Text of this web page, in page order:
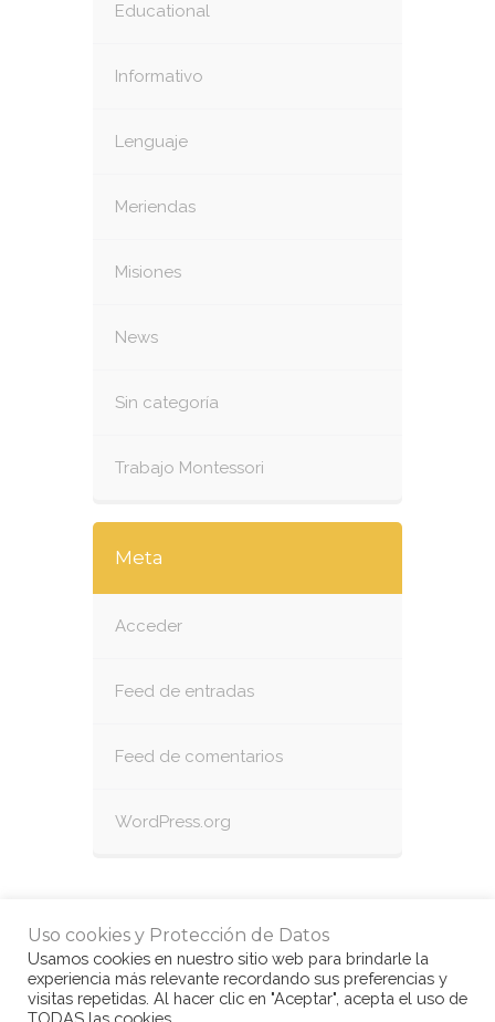
Educational
Informativo
Lenguaje
Meriendas
Misiones
News
Sin categoría
Trabajo Montessori
Meta
Acceder
Feed de entradas
Feed de comentarios
WordPress.org
Uso cookies y Protección de Datos
Usamos cookies en nuestro sitio web para brindarle la
experiencia más relevante recordando sus preferencias y
visitas repetidas. Al hacer clic en "Aceptar", acepta el uso de
TODAS las cookies.